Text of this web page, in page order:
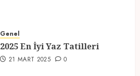
Genel
2025 En İyi Yaz Tatilleri
21 MART 2025 0